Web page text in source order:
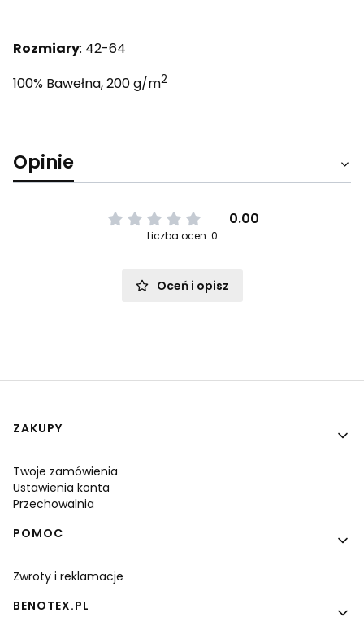
Rozmiary: 42-64
100% Bawełna, 200 g/m2
Opinie
0.00
Liczba ocen: 0
Oceń i opisz
Linki w stopce
ZAKUPY
Twoje zamówienia
Ustawienia konta
Przechowalnia
POMOC
Zwroty i reklamacje
BENOTEX.PL